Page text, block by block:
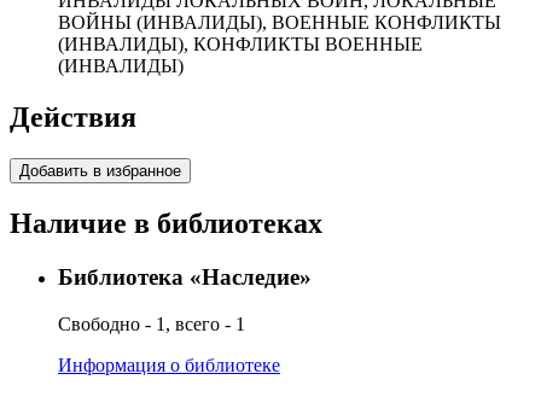
ВОЙНЫ (ИНВАЛИДЫ), ВОЕННЫЕ КОНФЛИКТЫ
(ИНВАЛИДЫ), КОНФЛИКТЫ ВОЕННЫЕ
(ИНВАЛИДЫ)
Действия
Добавить в избранное
Наличие в библиотеках
Библиотека «Наследие»
Свободно - 1, всего - 1
Информация о библиотеке